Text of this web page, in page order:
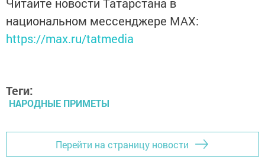
Читайте новости Татарстана в
национальном мессенджере MАХ:
https://max.ru/tatmedia
Теги:
НАРОДНЫЕ ПРИМЕТЫ
Перейти на страницу новости